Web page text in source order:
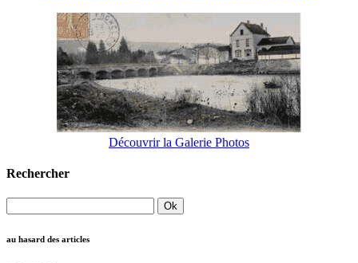
Découvrir la Galerie Photos
Rechercher
au hasard des articles